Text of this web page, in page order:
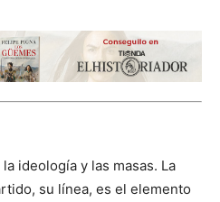
ideología y las masas. La
su línea, es el elemento